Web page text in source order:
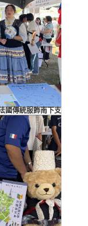
國傳統服飾南下支援